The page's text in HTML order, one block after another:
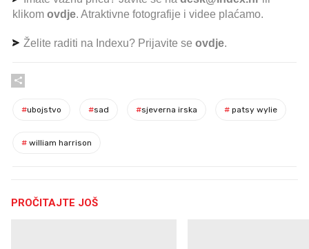
klikom ovdje. Atraktivne fotografije i videe plaćamo.
Želite raditi na Indexu? Prijavite se ovdje.
#ubojstvo #sad #sjeverna irska # patsy wylie
# william harrison
PROČITAJTE JOŠ